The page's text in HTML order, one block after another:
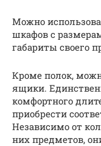
Можно
шкафов с
габариты своего
Кроме полок,
ящики.
комфортного
приобрести
Независимо от
них предметов,